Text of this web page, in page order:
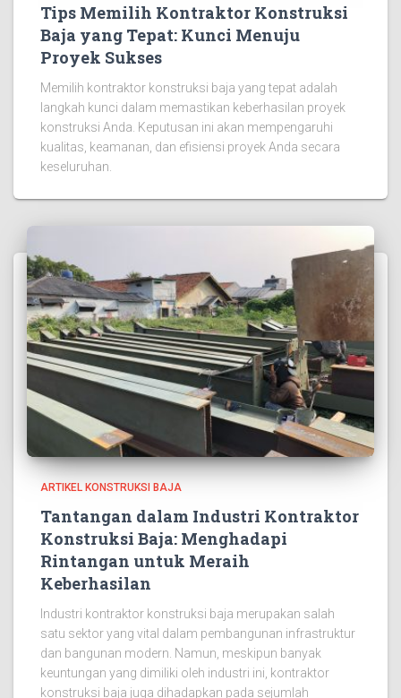
Tips Memilih Kontraktor Konstruksi
Baja yang Tepat: Kunci Menuju
Proyek Sukses
Memilih kontraktor konstruksi baja yang tepat adalah
langkah kunci dalam memastikan keberhasilan proyek
konstruksi Anda. Keputusan ini akan mempengaruhi
kualitas, keamanan, dan efisiensi proyek Anda secara
keseluruhan.
ARTIKEL KONSTRUKSI BAJA
Tantangan dalam Industri Kontraktor
Konstruksi Baja: Menghadapi
Rintangan untuk Meraih
Keberhasilan
Industri kontraktor konstruksi baja merupakan salah
satu sektor yang vital dalam pembangunan infrastruktur
dan bangunan modern. Namun, meskipun banyak
keuntungan yang dimiliki oleh industri ini, kontraktor
konstruksi baja juga dihadapkan pada sejumlah